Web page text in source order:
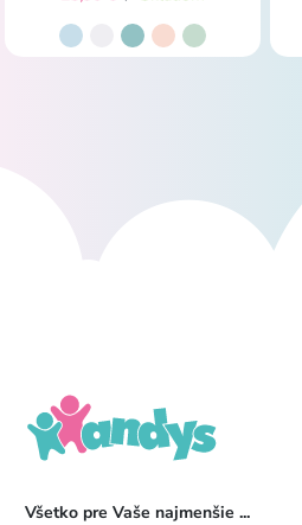
Všetko pre Vaše najmenšie ...